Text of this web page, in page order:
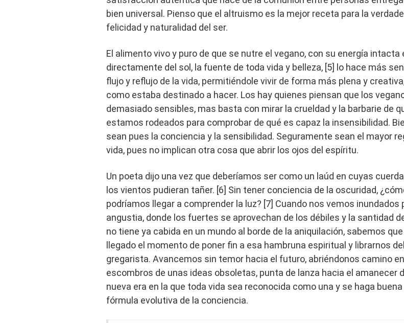
bien universal. Pienso que el altruismo es la mejor receta para la
felicidad y naturalidad del ser.
El alimento vivo y puro de que se nutre el vegano, con su energía intacta
directamente del sol, la fuente de toda vida y belleza, [5] lo hace más
flujo y reflujo de la vida, permitiéndole vivir de forma más plena y
como estaba destinado a hacer. Los hay quienes piensan que los
demasiado sensibles, mas basta con mirar la crueldad y la barbarie de
estamos rodeados para comprobar de qué es capaz la insensibilidad.
sean pues la conciencia y la sensibilidad. Seguramente sean el mayor
vida, pues no implican otra cosa que abrir los ojos del espíritu.
Un poeta dijo una vez que deberíamos ser como un laúd en cuyas
los vientos pudieran tañer. [6] Sin tener conciencia de la oscuridad,
podríamos llegar a comprender la luz? [7] Cuando nos vemos inundados
angustia, donde los fuertes se aprovechan de los débiles y la santidad
no tiene ya cabida en un mundo al borde de la aniquilación, sabemos
llegado el momento de poner fin a esa hambruna espiritual y librarnos
gregarista. Avancemos sin temor hacia el futuro, abriéndonos camino
escombros de unas ideas obsoletas, punta de lanza hacia el amanecer
nueva era en la que toda vida sea reconocida como una y se haga buena
fórmula evolutiva de la conciencia.